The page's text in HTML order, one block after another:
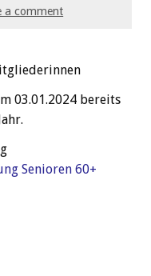
a comment
03.01.2024 bereits
Senioren 60+